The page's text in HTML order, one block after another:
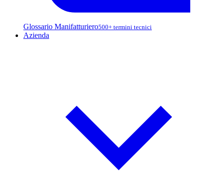
Glossario Manifatturiero500+ termini tecnici
Azienda